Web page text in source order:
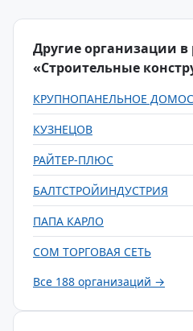
Другие организации в
«Строительные
КРУПНОПАНЕЛЬНОЕ
КУЗНЕЦОВ
РАЙТЕР-ПЛЮС
БАЛТСТРОЙИНДУСТРИЯ
ПАПА КАРЛО
СОМ ТОРГОВАЯ СЕТЬ
Все 188 организаций →